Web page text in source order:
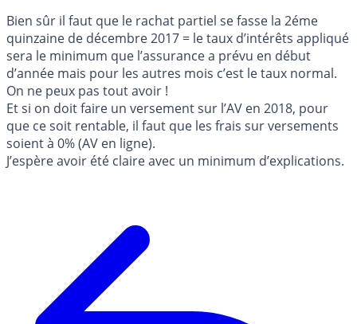
Bien sûr il faut que le rachat partiel se fasse la 2éme
quinzaine de décembre 2017 = le taux d’intérêts appliqué
sera le minimum que l’assurance a prévu en début
d’année mais pour les autres mois c’est le taux normal.
On ne peux pas tout avoir !
Et si on doit faire un versement sur l’AV en 2018, pour
que ce soit rentable, il faut que les frais sur versements
soient à 0% (AV en ligne).
J’espère avoir été claire avec un minimum d’explications.